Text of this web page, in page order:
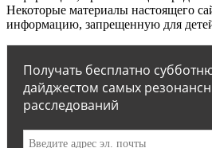
Некоторые материалы настоящего
информацию, запрещенную для
Получать бесплатно
дайджестом самых
расследований